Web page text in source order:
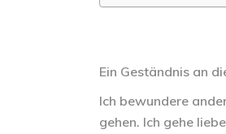
Ein Geständnis an
Ich bewundere
gehen. Ich gehe